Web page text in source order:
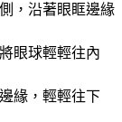
，沿著眼眶邊緣
眼球輕輕往內
緣，輕輕往下